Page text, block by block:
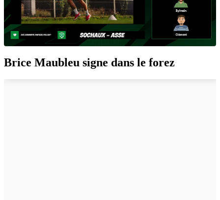
Brice Maubleu signe dans le forez